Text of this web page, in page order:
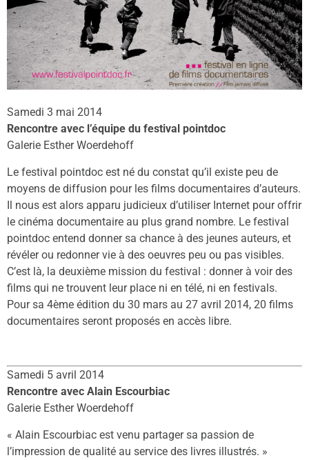
Samedi 3 mai 2014
Rencontre avec l’équipe du festival pointdoc
Galerie Esther Woerdehoff
Le festival pointdoc est né du constat qu’il existe peu de
moyens de diffusion pour les films documentaires d’auteurs.
Il nous est alors apparu judicieux d’utiliser Internet pour offrir
le cinéma documentaire au plus grand nombre. Le festival
pointdoc entend donner sa chance à des jeunes auteurs, et
révéler ou redonner vie à des oeuvres peu ou pas visibles.
C’est là, la deuxième mission du festival : donner à voir des
films qui ne trouvent leur place ni en télé, ni en festivals.
Pour sa 4ème édition du 30 mars au 27 avril 2014, 20 films
documentaires seront proposés en accès libre.
Samedi 5 avril 2014
Rencontre avec Alain Escourbiac
Galerie Esther Woerdehoff
« Alain Escourbiac est venu partager sa passion de
l’impression de qualité au service des livres illustrés. »